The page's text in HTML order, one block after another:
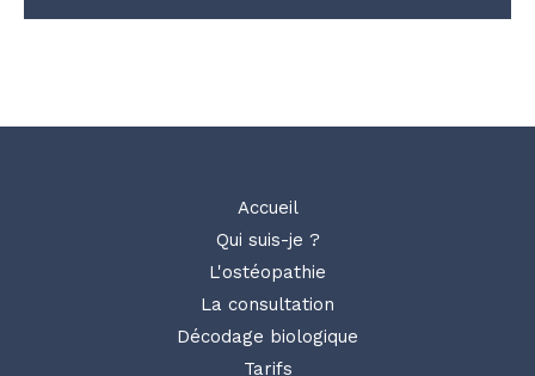
Accueil
Qui suis-je ?
L'ostéopathie
La consultation
Décodage biologique
Tarifs